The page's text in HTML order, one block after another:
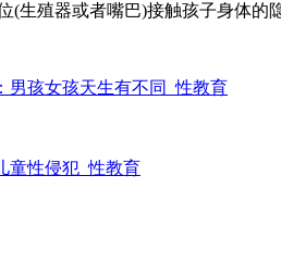
(生殖器或者嘴巴)接触孩子身体的
男孩女孩天生有不同_性教育
童性侵犯_性教育